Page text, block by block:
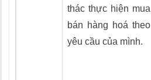
thác thực hiện mua
bán hàng hoá theo
yêu cầu của mình.